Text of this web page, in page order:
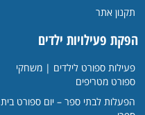
תקנון אתר
הפקת פעילויות ילדים
פעילות ספורט לילדים | משחקי
ספורט מטריפים
הפעלות לבתי ספר – יום ספורט בית